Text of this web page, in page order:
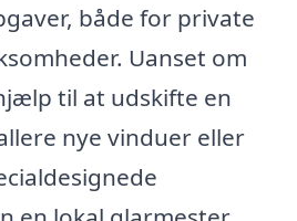
både for private
Uanset om
til at udskifte en
nye vinduer eller